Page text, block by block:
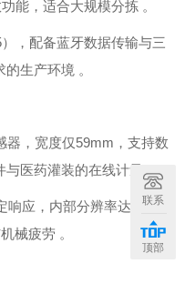
能，适合大规模分拣 。
，配备蓝牙数据传输与三
生产环境 。
器，宽度仅‌59mm‌，支持数
与医药灌装的在线计量 。
响应‌，内部分辨率达
械疲劳 。
联系
顶部